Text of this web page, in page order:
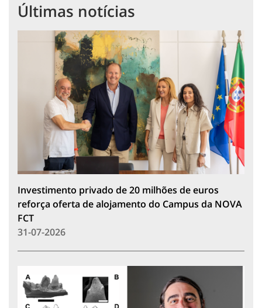
Últimas notícias
Investimento privado de 20 milhões de euros
reforça oferta de alojamento do Campus da NOVA
FCT
31-07-2026